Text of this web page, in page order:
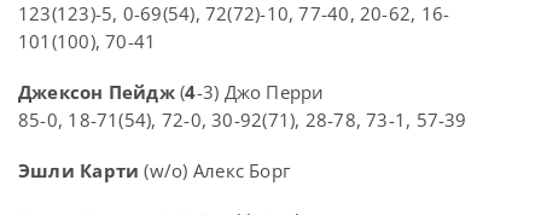
123(123)-5, 0-69(54), 72(72)-10, 77-40, 20-62, 16-
101(100), 70-41
Джексон Пейдж(4-3) Джо Перри
85-0, 18-71(54), 72-0, 30-92(71), 28-78, 73-1, 57-39
Эшли Карти (w/o) Алекс Борг